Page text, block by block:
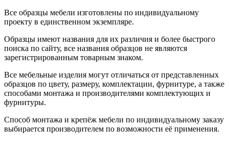
Все образцы мебели изготовлены по индивидуальному
проекту в единственном экземпляре.
Образцы имеют названия для их различия и более быстрого
поиска по сайту, все названия образцов не являются
зарегистрированным товарным знаком.
Все мебельные изделия могут отличаться от представленных
образцов по цвету, размеру, комплектации, фурнитуре, а также
способами монтажа и производителями комплектующих и
фурнитуры.
Способ монтажа и крепёж мебели по индивидуальному заказу
выбирается производителем по возможности её применения.